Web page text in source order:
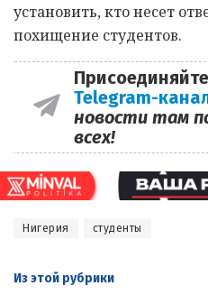
установить, кто несет
похищение студентов.
Telegram-
новости там
всех!
Нигерия студенты
Из этой рубрики